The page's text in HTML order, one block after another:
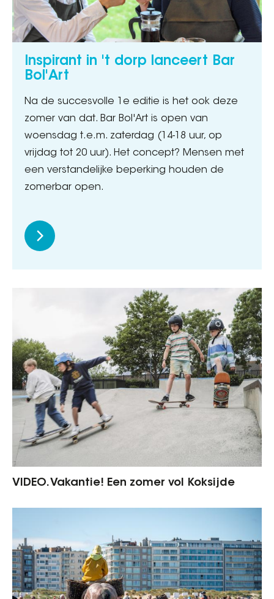
Inspirant in 't dorp lanceert Bar
Bol'Art
Na de succesvolle 1e editie is het ook deze
zomer van dat. Bar Bol'Art is open van
woensdag t.e.m. zaterdag (14-18 uur, op
vrijdag tot 20 uur). Het concept? Mensen met
een verstandelijke beperking houden de
zomerbar open.
VIDEO. Vakantie! Een zomer vol Koksijde